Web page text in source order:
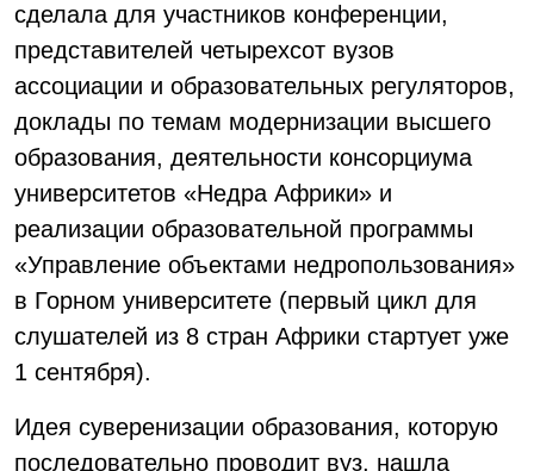
сделала для участников конференции,
представителей четырехсот вузов
ассоциации и образовательных регуляторов,
доклады по темам модернизации высшего
образования, деятельности консорциума
университетов «Недра Африки» и
реализации образовательной программы
«Управление объектами недропользования»
в Горном университете (первый цикл для
слушателей из 8 стран Африки стартует уже
1 сентября).
Идея суверенизации образования, которую
последовательно проводит вуз, нашла